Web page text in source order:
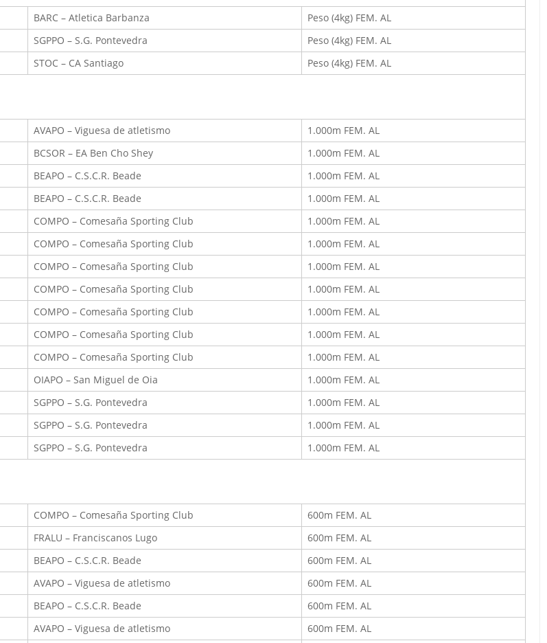
BARC – Atletica Barbanza
Peso (4kg) FEM. AL
SGPPO – S.G. Pontevedra
Peso (4kg) FEM. AL
STOC – CA Santiago Peso (4kg) FEM. AL
AVAPO – Viguesa de atletismo
1.000m FEM. AL
BCSOR – EA Ben Cho Shey
1.000m FEM. AL
BEAPO – C.S.C.R. Beade
1.000m FEM. AL
BEAPO – C.S.C.R. Beade
1.000m FEM. AL
COMPO – Comesaña Sporting Club
1.000m FEM. AL
COMPO – Comesaña Sporting Club
1.000m FEM. AL
COMPO – Comesaña Sporting Club
1.000m FEM. AL
COMPO – Comesaña Sporting Club
1.000m FEM. AL
COMPO – Comesaña Sporting Club
1.000m FEM. AL
COMPO – Comesaña Sporting Club
1.000m FEM. AL
COMPO – Comesaña Sporting Club
1.000m FEM. AL
OIAPO – San Miguel de Oia
1.000m FEM. AL
SGPPO – S.G. Pontevedra
1.000m FEM. AL
SGPPO – S.G. Pontevedra
1.000m FEM. AL
SGPPO – S.G. Pontevedra 1.000m FEM. AL
COMPO – Comesaña Sporting Club
600m FEM. AL
FRALU – Franciscanos Lugo
600m FEM. AL
BEAPO – C.S.C.R. Beade
600m FEM. AL
AVAPO – Viguesa de atletismo
600m FEM. AL
BEAPO – C.S.C.R. Beade
600m FEM. AL
AVAPO – Viguesa de atletismo
600m FEM. AL